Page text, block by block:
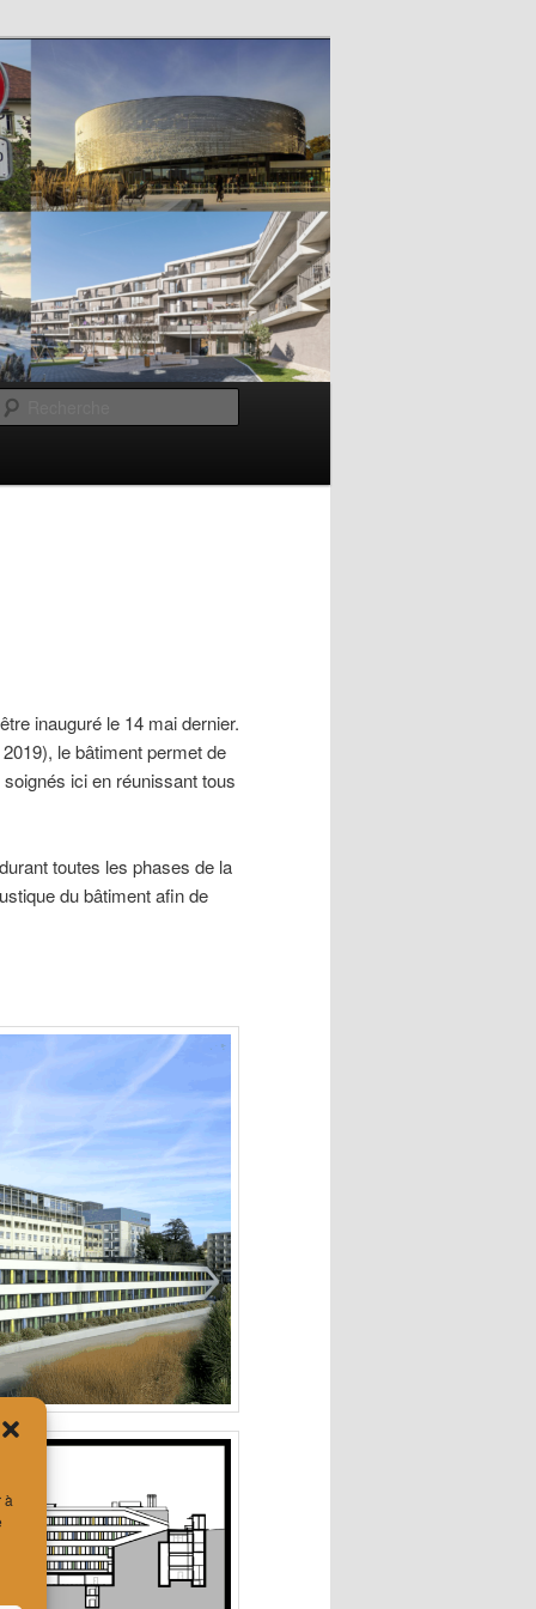
à
inauguré le 14 mai dernier.
le bâtiment permet de
ici en réunissant tous
toutes les phases de la
du bâtiment afin de